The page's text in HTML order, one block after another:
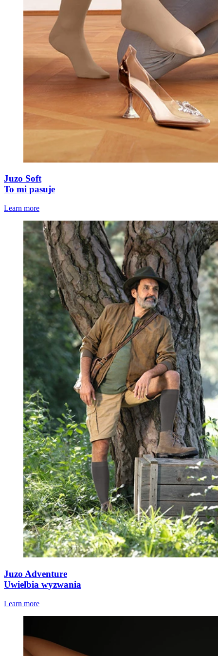
Juzo Soft
To mi pasuje
Learn more
Juzo Adventure
Uwielbia wyzwania
Learn more